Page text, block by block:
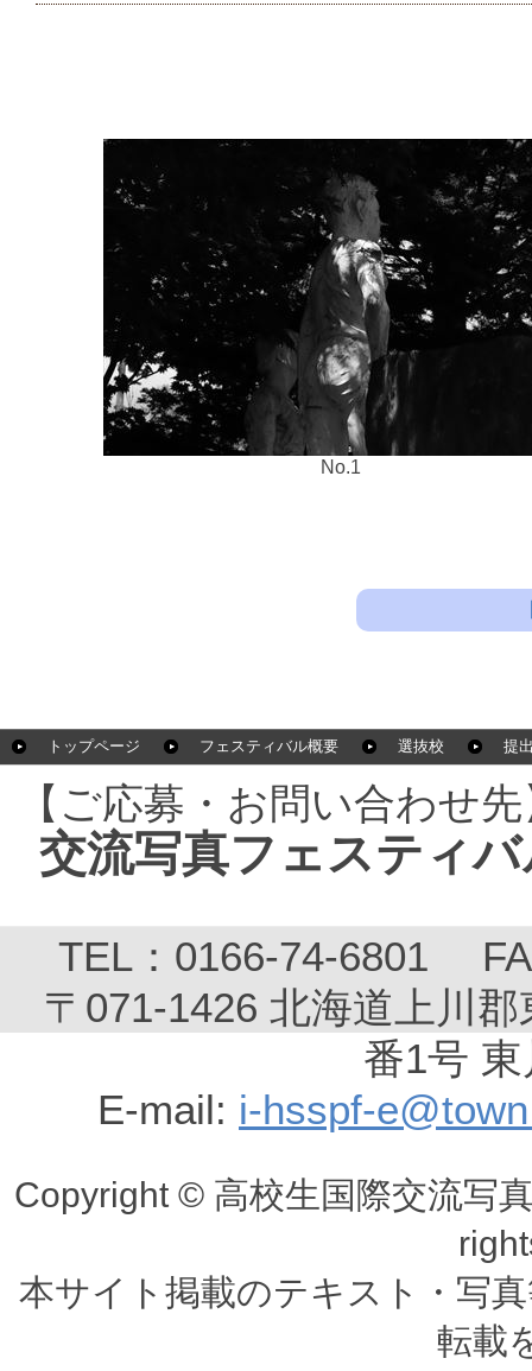
No.1
トップページ フェスティバル概要 選抜校 提
【ご応募・お問い合わ
交流写真フェスティ
TEL：0166-74-6801
〒071-1426 北海道上川
番1号
E-mail: i-hsspf-
Copyright © 高校生国際交流写
本サイト掲載のテキスト・写
転載